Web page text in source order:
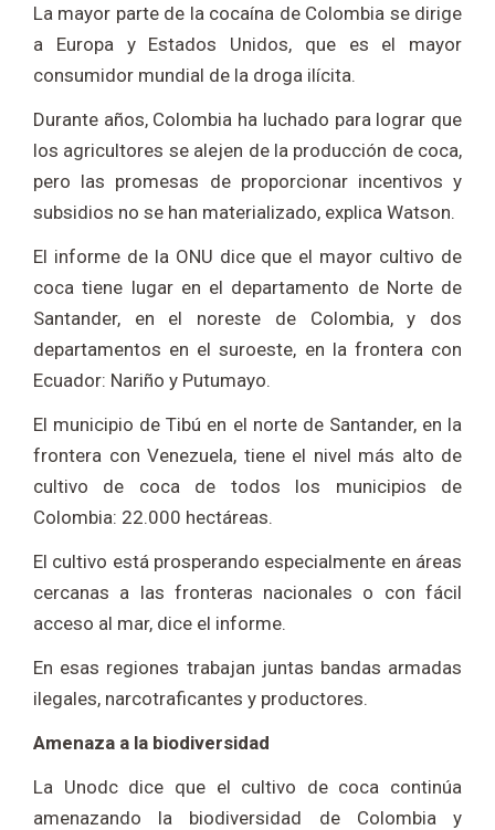
La mayor parte de la cocaína de Colombia se dirige
a Europa y Estados Unidos, que es el mayor
consumidor mundial de la droga ilícita.
Durante años, Colombia ha luchado para lograr que
los agricultores se alejen de la producción de coca,
pero las promesas de proporcionar incentivos y
subsidios no se han materializado, explica Watson.
El informe de la ONU dice que el mayor cultivo de
coca tiene lugar en el departamento de Norte de
Santander, en el noreste de Colombia, y dos
departamentos en el suroeste, en la frontera con
Ecuador: Nariño y Putumayo.
El municipio de Tibú en el norte de Santander, en la
frontera con Venezuela, tiene el nivel más alto de
cultivo de coca de todos los municipios de
Colombia: 22.000 hectáreas.
El cultivo está prosperando especialmente en áreas
cercanas a las fronteras nacionales o con fácil
acceso al mar, dice el informe.
En esas regiones trabajan juntas bandas armadas
ilegales, narcotraficantes y productores.
Amenaza a la biodiversidad
La Unodc dice que el cultivo de coca continúa
amenazando la biodiversidad de Colombia y